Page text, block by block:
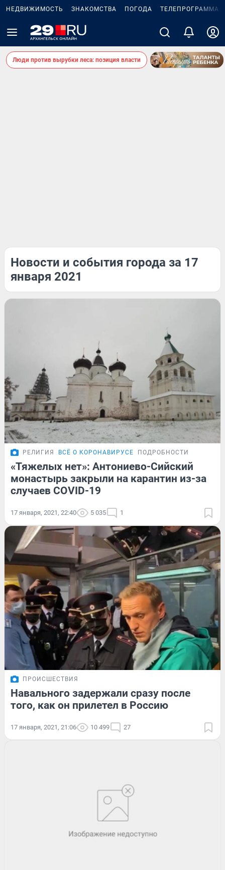
НЕДВИЖИМОСТЬ ЗНАКОМСТВА ПОГОДА ТЕЛЕПРОГРАММА
Люди против вырубки леса: позиция власти
Новости и события города за 17
января 2021
РЕЛИГИЯ ВСЁ О КОРОНАВИРУСЕ ПОДРОБНОСТИ
«Тяжелых нет»: Антониево-Сийский
монастырь закрыли на карантин из-за
случаев COVID-19
17 января, 2021, 22:40 5 035 1
ПРОИСШЕСТВИЯ
Навального задержали сразу после
того, как он прилетел в Россию
17 января, 2021, 21:06 10 499 27